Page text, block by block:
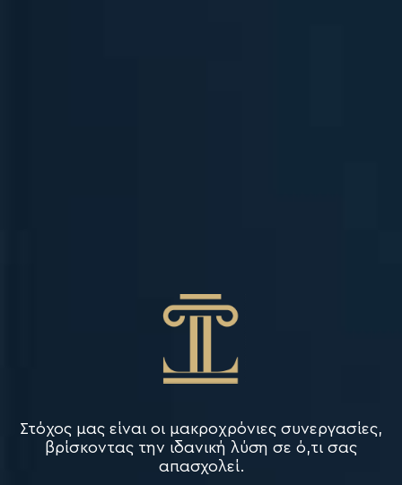
Στόχος μας είναι οι μακροχρόνιες συνεργασίες,
βρίσκοντας την ιδανική λύση σε ό,τι σας
απασχολεί.